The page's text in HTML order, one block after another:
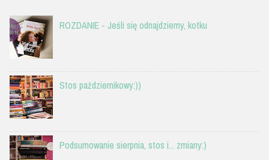
ROZDANIE - Jeśli się odnajdziemy, kotku
Stos październikowy:))
Podsumowanie sierpnia, stos i... zmiany:)